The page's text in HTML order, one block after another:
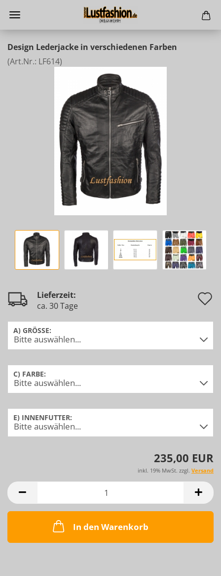
Design Lederjacke in verschiedenen Farben
(Art.Nr.: LF614)
Lieferzeit:
ca. 30 Tage
A) GRÖSSE:
C) FARBE:
E) INNENFUTTER:
235,00 EUR
inkl. 19% MwSt. zzgl. Versand
In den Warenkorb